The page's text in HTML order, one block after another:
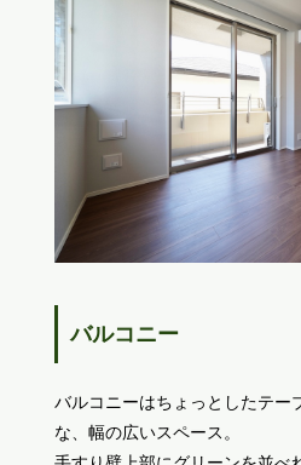
バルコニー
バルコニーはちょっとしたテー
な、幅の広いスペース。